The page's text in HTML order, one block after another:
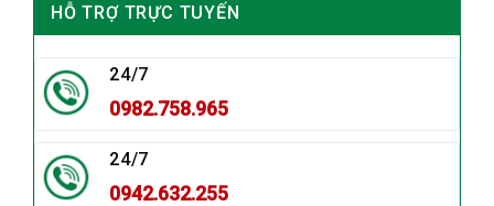
HỖ TRỢ TRỰC TUYẾN
24/7
0982.758.965
24/7
0942.632.255